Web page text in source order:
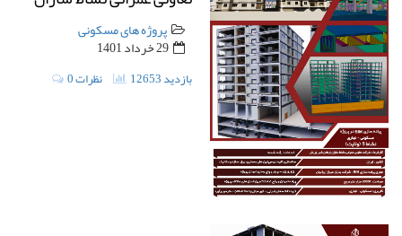
پروژه های مسکونی
29 خرداد 1401
0 نظرات 12653 بازدید